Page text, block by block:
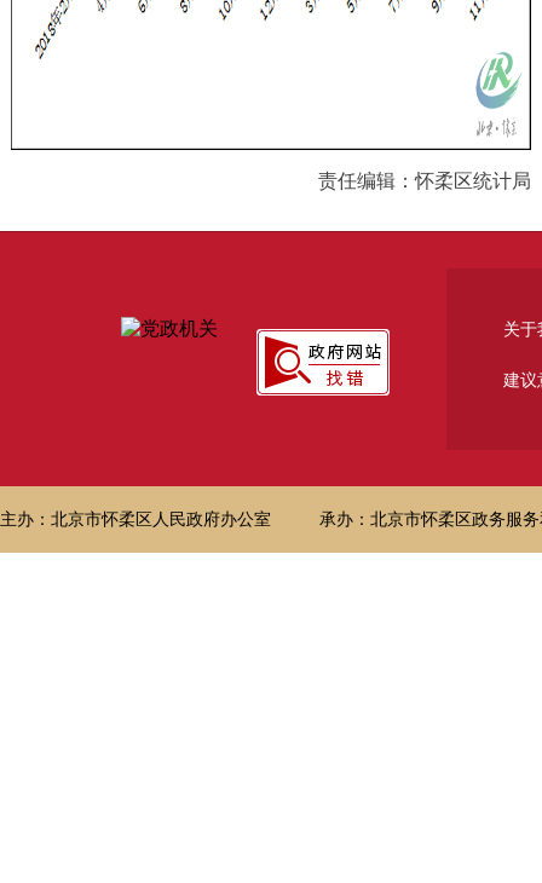
责任编辑：怀柔区统计局
关于
建议
主办：北京市怀柔区人民政府办公室 承办：北京市怀柔区政务服